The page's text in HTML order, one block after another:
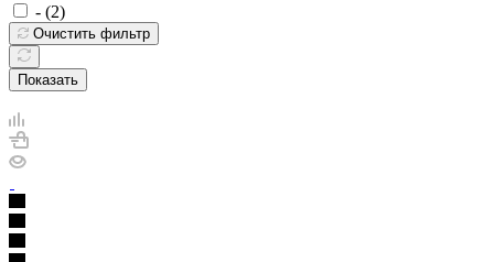
- (2)
Очистить фильтр
Показать